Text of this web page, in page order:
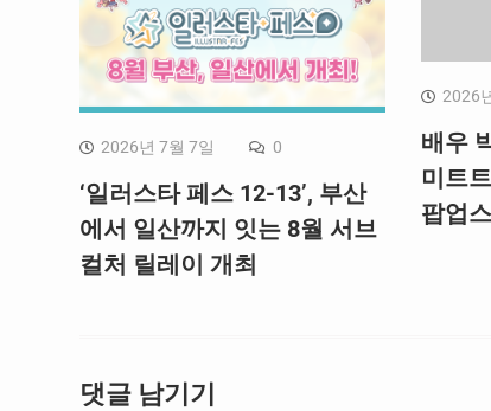
2026년 7월 7일 0
‘일러스타 페스 12-13’, 부산
에서 일산까지 잇는 8월 서브
컬처 릴레이 개최
2026
배우
미트
팝업
댓글 남기기